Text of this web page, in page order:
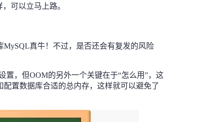
可以立马上路。
真牛！不过，是否还会有复发的风险
置，但OOM的另外一个关键在于“怎么用”，这
置数据库合适的总内存，这样就可以避免了